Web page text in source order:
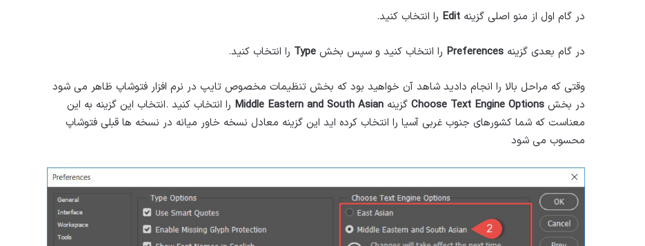
در گام اول از منو اصلی گزینه Edit را انتخاب کنید.
در گام بعدی گزینه Preferences را انتخاب کنید و سپس بخش Type را انتخاب کنید.
وقتی که مراحل بالا را انجام دادید شاهد آن خواهید بود که بخش تنظیمات مخصوص تایپ در نرم افزار فتوشاپ ظاهر می شود
در بخش Choose Text Engine Options گزینه Middle Eastern and South Asian را انتخاب کنید .انتخاب این گزینه به این
معناست که شما کشورهای جنوب غربی آسیا را انتخاب کرده اید این گزینه معادل نسخه خاور میانه در نسخه ها قبلی فتوشاپ
محسوب می شود